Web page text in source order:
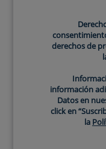
CeraVe
Crema
perfecta para todo
CeraVe? Los
restaurar la
contorno de los
calmante. Su
derechos de
información
Datos en
click en
la